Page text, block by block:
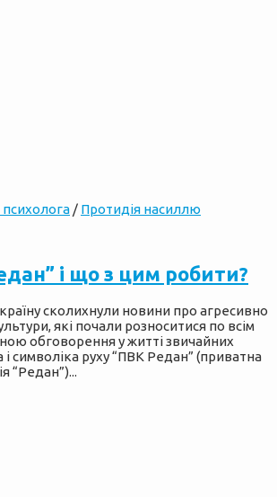
психолога / Протидія насиллю
і що з цим робити?
сколихнули новини про агресивно
які почали розноситися по всім
обговорення у житті звичайних
символіка руху “ПВК Редан” (приватна
“Редан”)...